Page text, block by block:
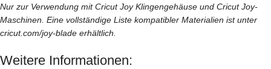
Nur zur Verwendung mit Cricut Joy Klingengehäuse und Cricut Joy-
Maschinen. Eine vollständige Liste kompatibler Materialien ist unter
cricut.com/joy-blade erhältlich.
Weitere Informationen: